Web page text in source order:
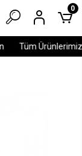
Tüm
0